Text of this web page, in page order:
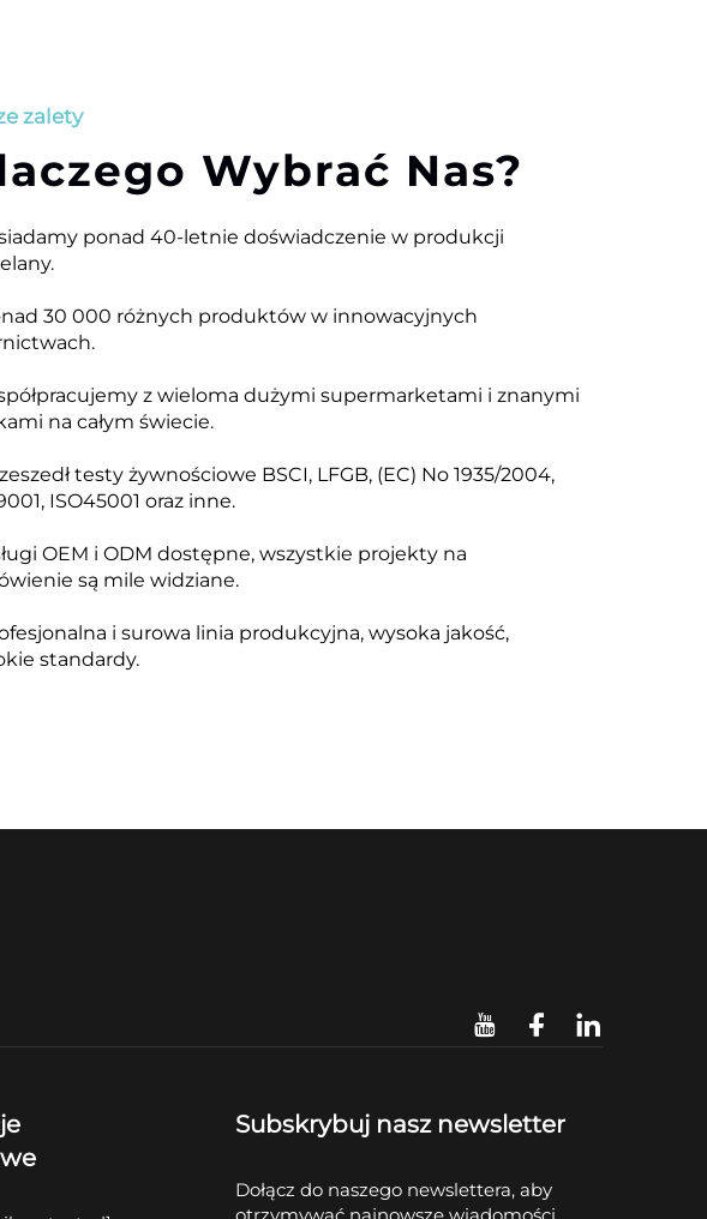
zalety
Wybrać Nas?
ponad 40-letnie doświadczenie w produkcji
30 000 różnych produktów w innowacyjnych
z wieloma dużymi supermarketami i znanymi
na całym świecie.
testy żywnościowe BSCI, LFGB, (EC) No 1935/2004,
ISO45001 oraz inne.
OEM i ODM dostępne, wszystkie projekty na
są mile widziane.
i surowa linia produkcyjna, wysoka jakość,
standardy.
Subskrybuj nasz newsletter
Dołącz do naszego newslettera, aby